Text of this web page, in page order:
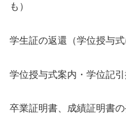
も）
学生証の返還（学位授与式
学位授与式案内・学位記
卒業証明書、成績証明書